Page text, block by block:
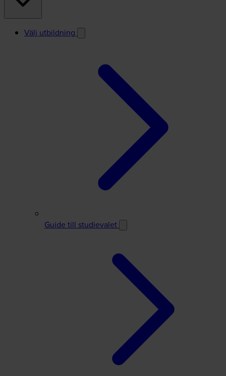
Välj utbildning
Guide till studievalet